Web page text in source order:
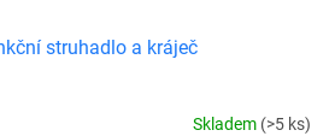
struhadlo a kráječ
Skladem (>5 ks)